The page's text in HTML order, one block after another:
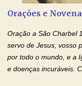
agradável. Espera
esforço maior em
santidade. Glória…
Filho, que foi
de te...
Orações e
Oração a São Charbel
servo de Jesus, vosso
por todo o mundo, e a
e doenças incuráveis.